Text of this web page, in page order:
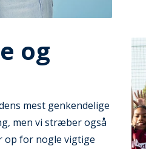
og
mest genkendelige
men vi stræber også
op for nogle vigtige